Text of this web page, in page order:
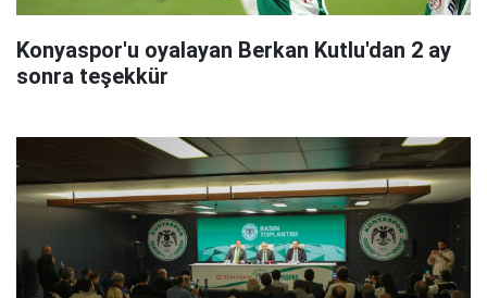
Konyaspor'u oyalayan Berkan Kutlu'dan 2 ay
sonra teşekkür